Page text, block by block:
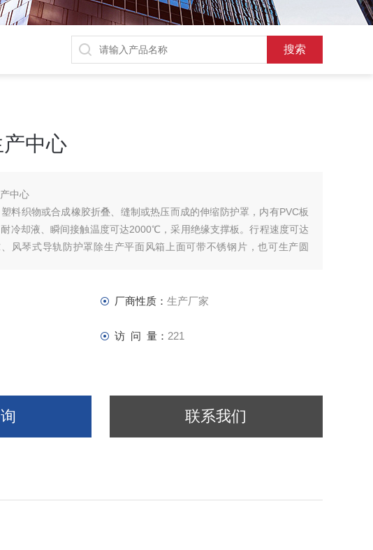
中心
中心
料织物或合成橡胶折叠、缝制或热压而成的伸缩防护罩，内有PVC板
冷却液、瞬间接触温度可达2000℃，采用绝缘支撑板。行程速度可达
风琴式导轨防护罩除生产平面风箱上面可带不锈钢片，也可生产圆
厂商性质： 生产厂家
访 问 量： 221
联系我们